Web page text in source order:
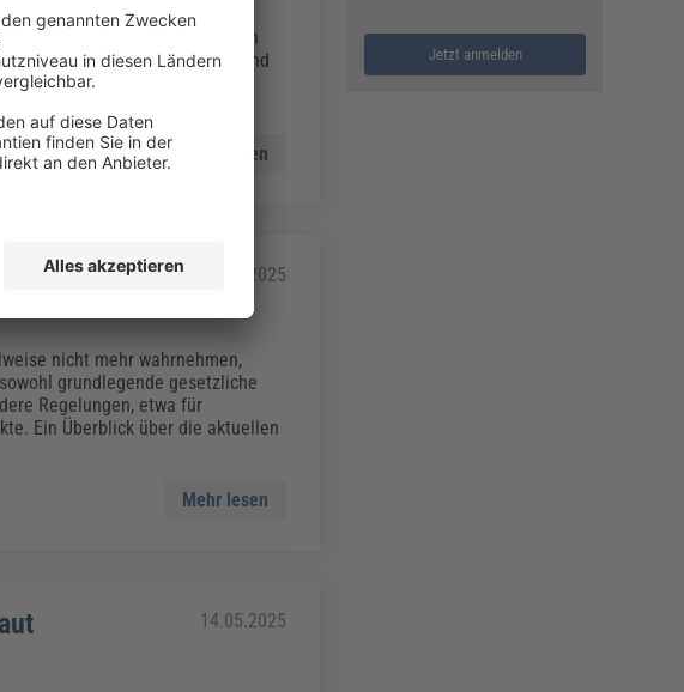
statt. In diesem
Mitbestimmungsrecht für den
wann nur eingeschränkt und
Mehr lesen
21.05.2025
nicht mehr wahrnehmen,
grundlegende gesetzliche
Regelungen, etwa für
Ein Überblick über die aktuellen
Mehr lesen
14.05.2025
Jetzt anmelden